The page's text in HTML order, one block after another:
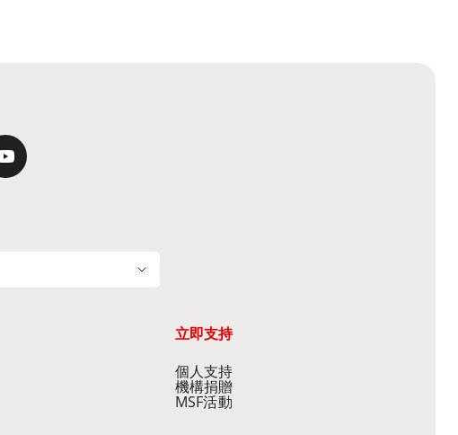
立即支持
個人支持
機構捐贈
MSF活動